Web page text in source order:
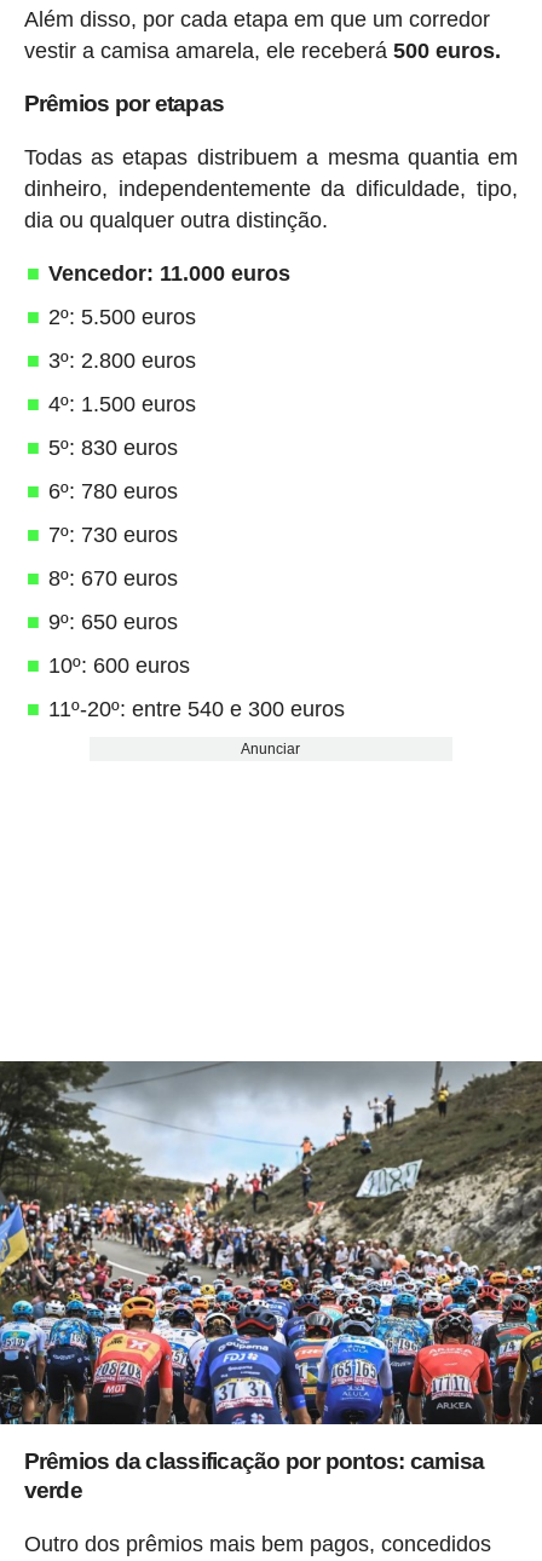
Além disso, por cada etapa em que um corredor
vestir a camisa amarela, ele receberá 500 euros.
Prêmios por etapas
Todas as etapas distribuem a mesma quantia em
dinheiro, independentemente da dificuldade, tipo,
dia ou qualquer outra distinção.
Vencedor: 11.000 euros
2º: 5.500 euros
3º: 2.800 euros
4º: 1.500 euros
5º: 830 euros
6º: 780 euros
7º: 730 euros
8º: 670 euros
9º: 650 euros
10º: 600 euros
11º-20º: entre 540 e 300 euros
Anunciar
Prêmios da classificação por pontos: camisa
verde
Outro dos prêmios mais bem pagos, concedidos